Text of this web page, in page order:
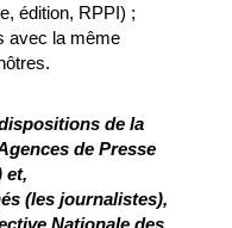
édition, RPPI) ;
avec la même
de la
de Presse
et,
(les journalistes),
Nationale des